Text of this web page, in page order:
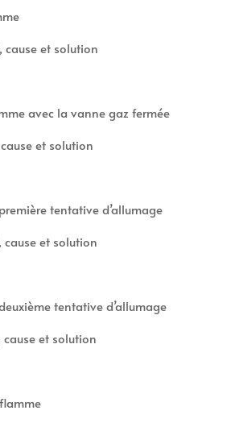
cause et solution
avec la vanne gaz fermée
et solution
tentative d’allumage
cause et solution
tentative d’allumage
cause et solution